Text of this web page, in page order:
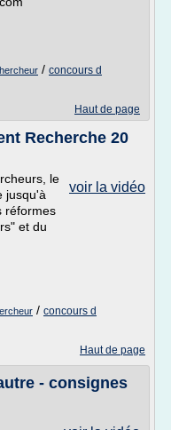
/ concours d
Haut de page
Recherche 20
voir la vidéo
le
jusqu'à
réformes
et du
/ concours d
Haut de page
- consignes